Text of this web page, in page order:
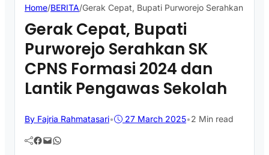
Home/BERITA/Gerak Cepat, Bupati Purworejo Serahkan SK
Gerak Cepat, Bupati
Purworejo Serahkan SK
CPNS Formasi 2024 dan
Lantik Pengawas Sekolah
By Fajria Rahmatasari• 27 March 2025•2 Min read
Facebook Mail WhatsApp